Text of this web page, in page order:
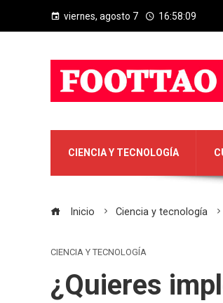
viernes, agosto 7 16:58:10
CIENCIA Y TECNOLOGÍA
Inicio Ciencia y tecnología
CIENCIA Y TECNOLOGÍA
¿Quieres